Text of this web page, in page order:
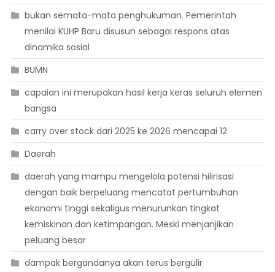
bukan semata-mata penghukuman. Pemerintah
menilai KUHP Baru disusun sebagai respons atas
dinamika sosial
BUMN
capaian ini merupakan hasil kerja keras seluruh elemen
bangsa
carry over stock dari 2025 ke 2026 mencapai 12
Daerah
daerah yang mampu mengelola potensi hilirisasi
dengan baik berpeluang mencatat pertumbuhan
ekonomi tinggi sekaligus menurunkan tingkat
kemiskinan dan ketimpangan. Meski menjanjikan
peluang besar
dampak bergandanya akan terus bergulir